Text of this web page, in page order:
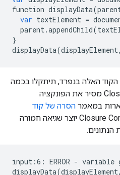
function displayData(
var textElement =
parent.appendChild(
}
displayData(displayElement,
האלה בנפרד, תיתקלו בכמה
במאמר הסרה של קוד
. שנית, ה-Closure Compiler יוצר שגיאה חמורה
input:6: ERROR - variable